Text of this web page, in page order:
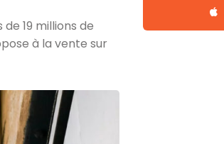
19 millions de
à la vente sur